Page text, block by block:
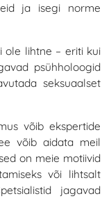
ja isegi norme
ole lihtne – eriti kui
psühholoogid
seksuaalset
võib ekspertide
võib aidata meil
on meie motiivid
või lihtsalt
jagavad